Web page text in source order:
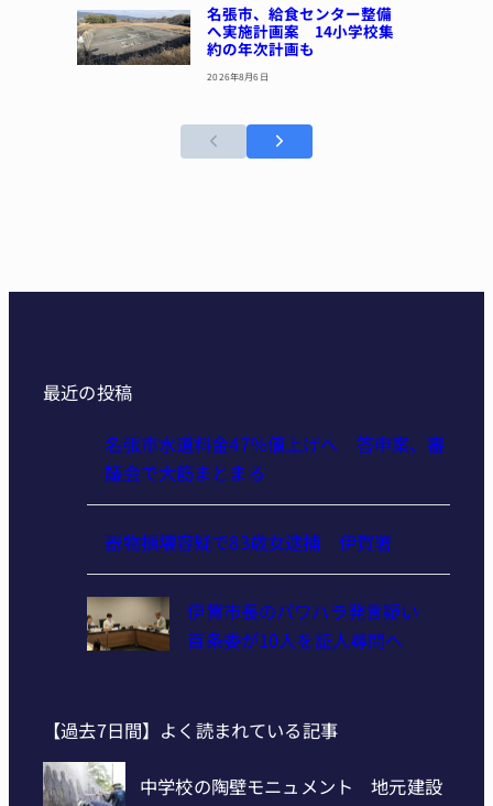
名張市、給食センター整備
へ実施計画案 14小学校集
約の年次計画も
2026年8月6日
最近の投稿
名張市水道料金47％値上げへ 答申案、審
議会で大筋まとまる
器物損壊容疑で83歳女逮捕 伊賀署
伊賀市長のパワハラ発言疑い
百条委が10人を証人尋問へ
【過去7日間】よく読まれている記事